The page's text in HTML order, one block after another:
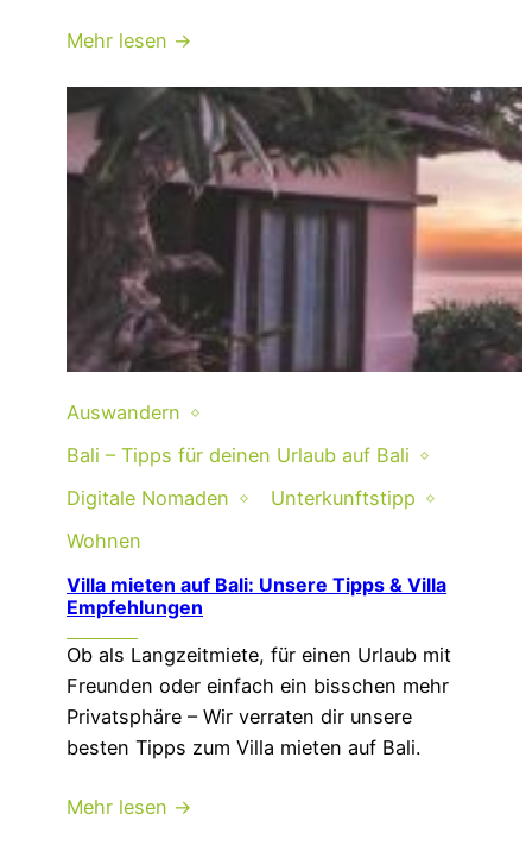
Mehr lesen →
Auswandern
Bali – Tipps für deinen Urlaub auf Bali
Digitale Nomaden
Unterkunftstipp
Wohnen
Villa mieten auf Bali: Unsere Tipps & Villa
Empfehlungen
Ob als Langzeitmiete, für einen Urlaub mit
Freunden oder einfach ein bisschen mehr
Privatsphäre – Wir verraten dir unsere
besten Tipps zum Villa mieten auf Bali.
Mehr lesen →